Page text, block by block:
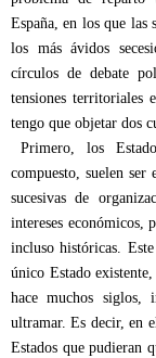
España, en los que las
los más ávidos
círculos de debate
tensiones territoriales
tengo que objetar dos
Primero, los
compuesto, suelen ser
sucesivas de
intereses económicos,
incluso históricas.
único Estado
hace muchos
ultramar. Es decir, en
Estados que pudieran